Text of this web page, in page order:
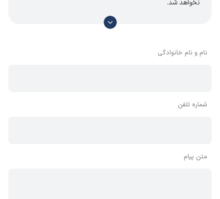
نخواهد شد.
با توجه به آن که امکان موافقت یا مخالفت با محتوای نظرات
وجود دارد، معمولا نظراتی که محتوای مشابه دارند، انتشار نمی‌یابند
نام و نام خانوادگی
شماره تلفن
متن پیام